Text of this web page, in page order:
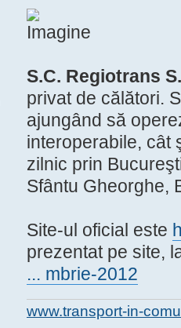
S.C. Regiotrans
privat de călători.
ajungând să
interoperabile, cât
zilnic prin
Sfântu Gheorghe,
Site-ul oficial este
prezentat pe site,
... mbrie-2012
www.transport-in-